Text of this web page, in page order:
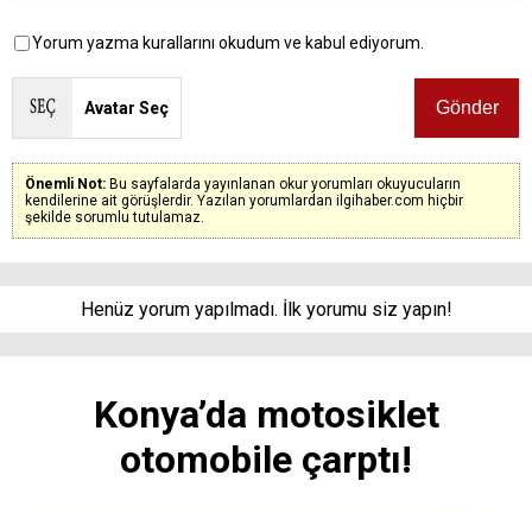
Yorum yazma kurallarını okudum ve kabul ediyorum.
Avatar Seç
Önemli Not: Bu sayfalarda yayınlanan okur yorumları okuyucuların
kendilerine ait görüşlerdir. Yazılan yorumlardan ilgihaber.com hiçbir
şekilde sorumlu tutulamaz.
Henüz yorum yapılmadı. İlk yorumu siz yapın!
Konya’da motosiklet
otomobile çarptı!